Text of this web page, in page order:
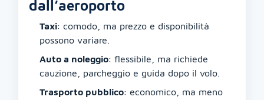
dall’aeroporto
Taxi: comodo, ma prezzo e disponibilità
possono variare.
Auto a noleggio: flessibile, ma richiede
cauzione, parcheggio e guida dopo il volo.
Trasporto pubblico: economico, ma meno